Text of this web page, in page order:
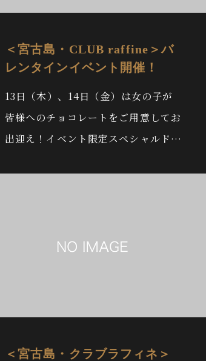
＜宮古島・CLUB raffine＞バ
レンタインイベント開催！
13日（木）、14日（金）は女の子が
皆様へのチョコレートをご用意してお
出迎え！イベント限定スペシャルドリ
＜宮古島・クラブラフィネ＞